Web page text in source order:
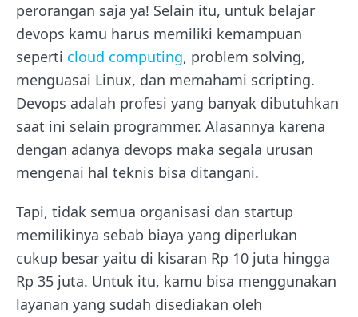
perorangan saja ya! Selain itu, untuk belajar
devops kamu harus memiliki kemampuan
seperti cloud computing, problem solving,
menguasai Linux, dan memahami scripting.
Devops adalah profesi yang banyak dibutuhkan
saat ini selain programmer. Alasannya karena
dengan adanya devops maka segala urusan
mengenai hal teknis bisa ditangani.
Tapi, tidak semua organisasi dan startup
memilikinya sebab biaya yang diperlukan
cukup besar yaitu di kisaran Rp 10 juta hingga
Rp 35 juta. Untuk itu, kamu bisa menggunakan
layanan yang sudah disediakan oleh